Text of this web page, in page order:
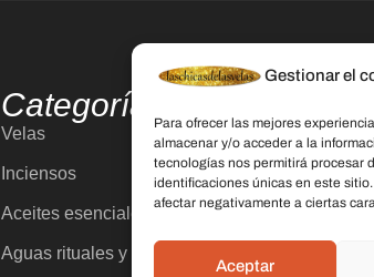
Gestionar el
Para ofrecer las mejores
almacenar y/o acceder a la
tecnologías nos permitirá procesar
identificaciones únicas en este
afectar negativamente a ciertas
Aceptar
Categorías
Velas
Inciensos
Aceites esenciales
Aguas rituales y colonias